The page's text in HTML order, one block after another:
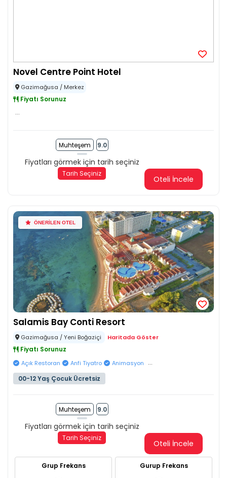
Novel Centre Point Hotel
Gazimağusa / Merkez
Fiyatı Sorunuz
...
Muhteşem 9.0
Fiyatları görmek için tarih seçiniz
Tarih Seçiniz
Oteli İncele
ÖNERİLEN OTEL
Salamis Bay Conti Resort
Gazimağusa / Yeni Boğaziçi Haritada Göster
Fiyatı Sorunuz
Açık Restoran Anfi Tiyatro Animasyon ...
00-12 Yaş Çocuk Ücretsiz
Muhteşem 9.0
Fiyatları görmek için tarih seçiniz
Tarih Seçiniz
Oteli İncele
Grup Frekans Gurup Frekans